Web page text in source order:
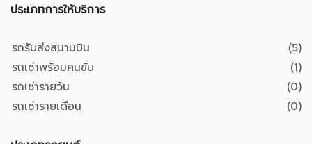
ประเภทการให้บริการ
รถรับส่งสนามบิน
(5)
รถเช่าพร้อมคนขับ
(1)
รถเช่ารายวัน
(0)
รถเช่ารายเดือน
(0)